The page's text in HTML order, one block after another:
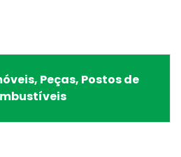
Peças, Postos de